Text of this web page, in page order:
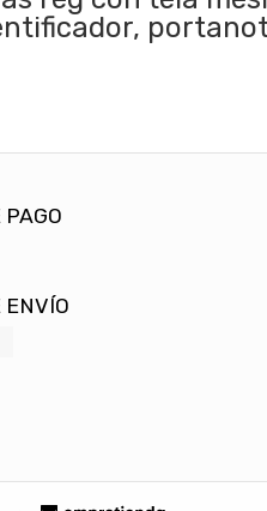
ENVÍO